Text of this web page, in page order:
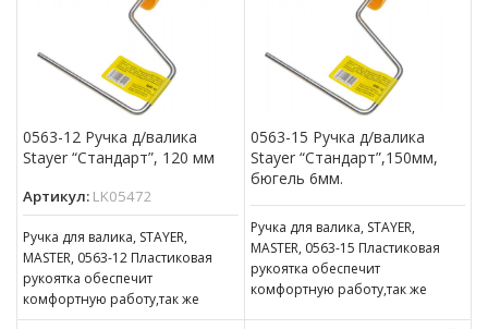
0563-12 Ручка д/валика
Stayer “Стандарт”, 120 мм
Артикул: LK05472
Ручка для валика, STAYER,
MASTER, 0563-12 Пластиковая
рукоятка обеспечит
комфортную работу,так же
оснащена отверстием для
0563-15 Ручка д/валика
Stayer “Стандарт”,150мм,
бюгель 6мм.
Ручка для валика, STAYER,
MASTER, 0563-15 Пластиковая
рукоятка обеспечит
комфортную работу,так же